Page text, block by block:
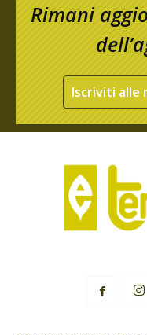
Rimani
Iscriviti